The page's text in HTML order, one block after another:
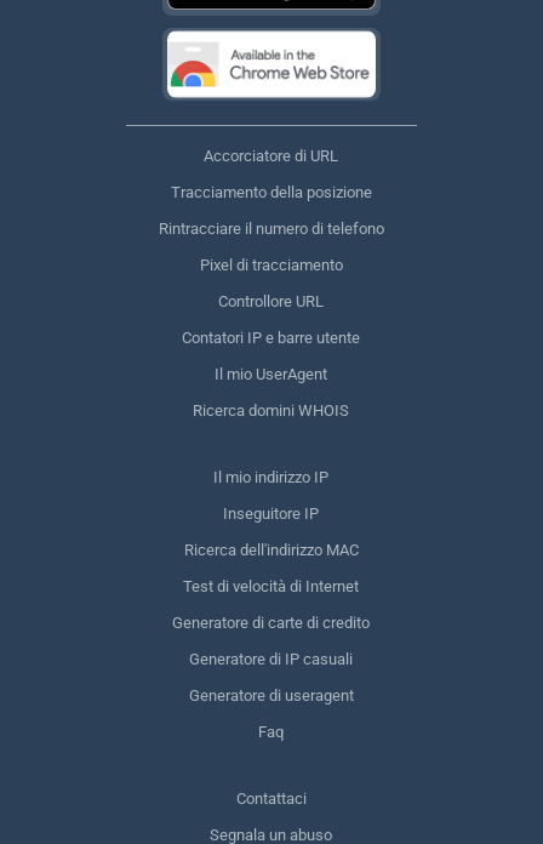
Accorciatore di URL
Tracciamento della posizione
Rintracciare il numero di telefono
Pixel di tracciamento
Controllore URL
Contatori IP e barre utente
Il mio UserAgent
Ricerca domini WHOIS
Il mio indirizzo IP
Inseguitore IP
Ricerca dell'indirizzo MAC
Test di velocità di Internet
Generatore di carte di credito
Generatore di IP casuali
Generatore di useragent
Faq
Contattaci
Segnala un abuso